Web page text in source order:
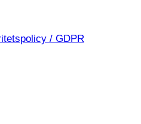
/ GDPR